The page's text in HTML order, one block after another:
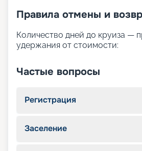
Правила отмены и
Количество дней до круиза —
удержания от стоимости:
Частые вопросы
Регистрация
Заселение